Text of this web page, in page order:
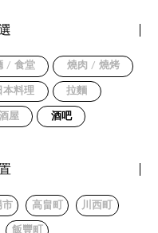
/ 食堂 燒肉 / 燒烤
本料理 拉麵
屋 酒吧
市 高畠町 川西町
飯豐町